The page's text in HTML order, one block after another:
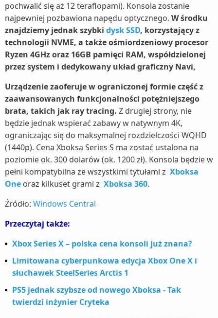
pochwalić się aż 12 teraflopami). Konsola zostanie
najpewniej pozbawiona napędu optycznego. W środku
znajdziemy jednak szybki dysk SSD, korzystający z
technologii NVME, a także ośmiordzeniowy procesor
Ryzen 4GHz oraz 16GB pamięci RAM, współdzielonej
przez system i dedykowany układ graficzny Navi,
Urządzenie zaoferuje w ograniczonej formie część z
zaawansowanych funkcjonalności potężniejszego
brata, takich jak ray tracing. Z drugiej strony, nie
będzie jednak wspierać zabawy w natywnym 4K,
ograniczając się do maksymalnej rozdzielczości WQHD
(1440p). Cena Xboksa Series S ma zostać ustalona na
poziomie ok. 300 dolarów (ok. 1200 zł). Konsola będzie w
pełni kompatybilna ze wszystkimi tytułami z Xboksa
One oraz kilkuset grami z Xboksa 360.
Źródło: Windows Central
Przeczytaj także:
Xbox Series X – polska cena konsoli już znana?
Limitowana cyberpunkowa edycja Xbox One X i
słuchawek SteelSeries Arctis 1
PS5 jednak szybsze od nowego Xboksa - Tak
twierdzi inżynier Cryteka